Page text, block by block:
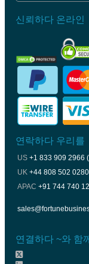
신뢰하다 온라인
연락하다 우리를
US +1 833 909 2966
UK +44 808 502
APAC +91 744 740
연결하다 ~와 함